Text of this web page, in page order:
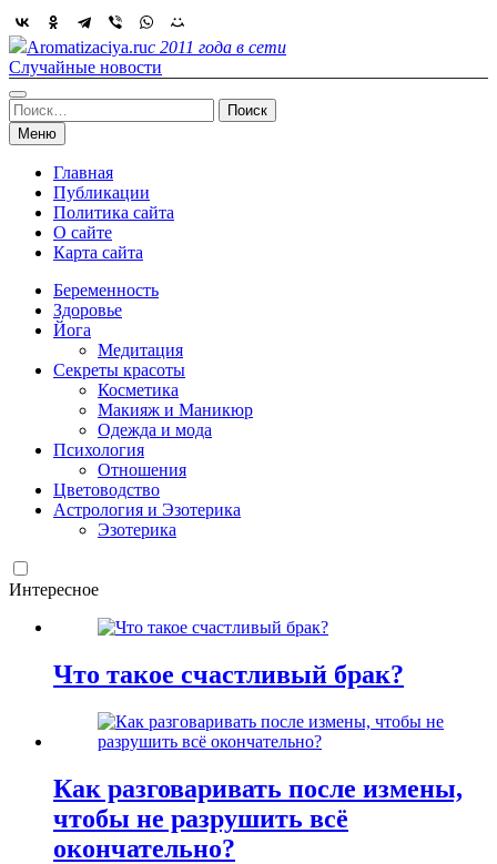
Skip
to
content
Aromatizaciya.ruс 2011 года в сети
Случайные новости
Найти:
Меню
Главная
Публикации
Политика сайта
О сайте
Карта сайта
Беременность
Здоровье
Йога
Медитация
Секреты красоты
Косметика
Макияж и Маникюр
Одежда и мода
Психология
Отношения
Цветоводство
Астрология и Эзотерика
Эзотерика
Интересное
Что такое счастливый брак?
Как разговаривать после измены,
чтобы не разрушить всё
окончательно?